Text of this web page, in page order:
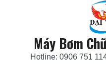
Máy Bơm
Hotline: 0906 751